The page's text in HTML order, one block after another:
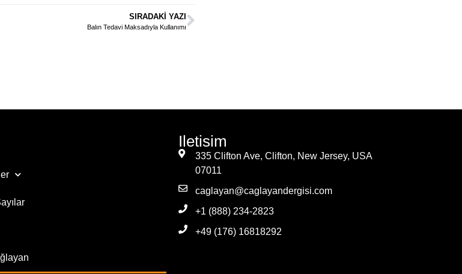
SIRADAKI YAZI
Balın Tedavi Maksadıyla Kullanımı
Iletisim
335 Clifton Ave, Clifton, New Jersey, USA
07011
caglayan@caglayandergisi.com
+1 (888) 234-2823
+49 (176) 16818292